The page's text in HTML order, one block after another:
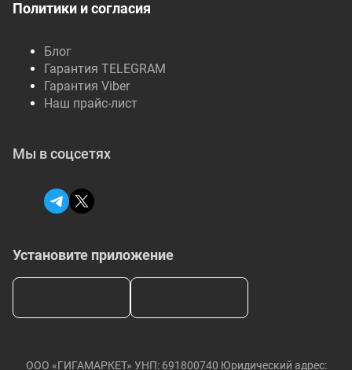
Политики и согласия
Блог
Гарантия TELEGRAM
Гарантия Viber
Наш прайс-лист
Установите приложение
Мы в соцсетях
ООО «ГИГАМАРКЕТ» УНП: 691800740 Юридический адрес: